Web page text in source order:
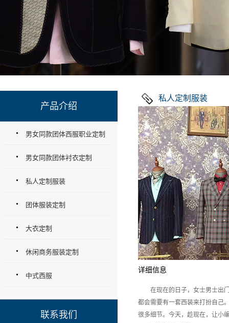
私人定制服装
详细信息
在现在的日子，女士男士出门
都会需要有一套西装来打扮自己
很多细节。今天，趁现在，让小
产品介绍
男女同款团体西服职业定制
男女同款团体衬衣定制
私人定制服装
团体服装定制
大衣定制
休闲商务服装定制
中式西服
联系我们